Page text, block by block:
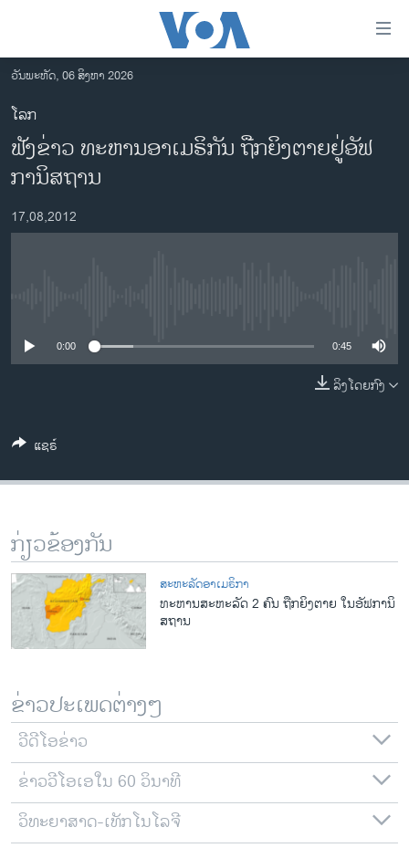
ເຂົ້າ
ຫາ
ຂ້າມ
ຂ້າມ
ຂ້າມ
ໄປ
ຫາ
ຊອກ
ອາເມຣິກາ
ການເລືອກຕັ້ງ ປະທານາທີບໍດີ ສະຫະລັດ 2024
ຂ່າວ​ຈີນ
ຊີວິດຊາວລາວ
ທຸລະກິດ
ພາສາອັງກິດ
ສຽງ
ລາຍການກະຈາຍສຽງ
ລາຍງານ
ຕິດຕາມພວກເຮົາ ທີ່
ພາສາຕ່າງໆ
ວັນພະຫັດ, 06 ສິງຫາ 2026
ໂລກ
ຟັງຂ່າວ ທະຫານອາເມຣິກັນ ຖືກຍິງຕາຍຢູ່ອັຟ
ການິສຖານ
17,08,2012
0:00 0:45
ລິງໂດຍກົງ
ແຊຣ໌
ກ່ຽວຂ້ອງກັນ
ສະຫະລັດອາເມຣິກາ
ທະຫານສະຫະລັດ 2 ຄົນ ຖືກຍິງຕາຍ ໃນອັຟການິ
ສຖານ
ຂ່າວປະເພດຕ່າງໆ
ວີດີໂອຂ່າວ
ຂ່າວວີໂອເອໃນ 60 ວິນາທີ
ວິທະຍາສາດ-ເທັກໂນໂລຈີ